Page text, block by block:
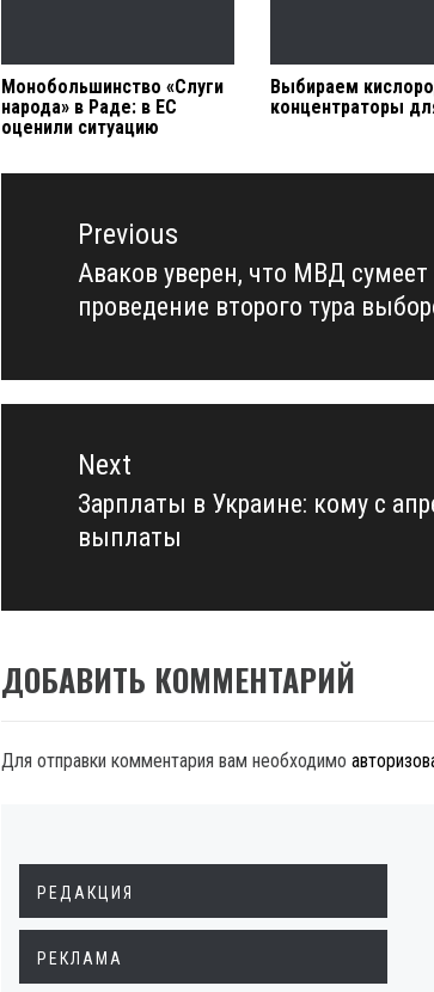
Монобольшинство «Слуги
народа» в Раде: в ЕС
оценили ситуацию
Выбираем
концентраторы
Навигация
записямPrevious
Previous
post:
Аваков уверен, что МВД сумеет
проведение второго тура
Next
Next
post:
Зарплаты в Украине: кому с
выплаты
ДОБАВИТЬ КОММЕНТАРИЙ
Для отправки комментария вам необходимо
РЕДАКЦИЯ
РЕКЛАМА